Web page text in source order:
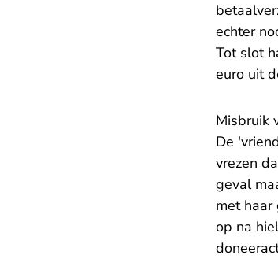
echter
Tot slot
euro uit
Misbruik
De
vrezen
geval
met haar
op na